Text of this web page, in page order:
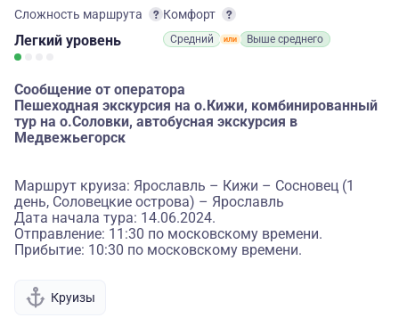
Сложность маршрута
Легкий уровень
Комфорт
Средний Выше среднего
Сообщение от оператора
Пешеходная экскурсия на о.Кижи, комбинированный
тур на о.Соловки, автобусная экскурсия в
Медвежьегорск
Маршрут круиза: Ярославль – Кижи – Сосновец (1
день, Соловецкие острова) – Ярославль
Дата начала тура: 14.06.2024.
Отправление: 11:30 по московскому времени.
Прибытие: 10:30 по московскому времени.
Круизы